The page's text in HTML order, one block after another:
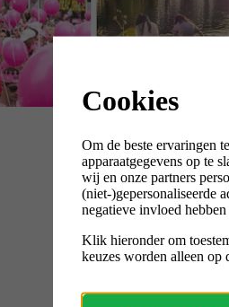
Cookies
Om de beste ervaringen
apparaatgegevens op te
wij en onze partners
(niet-)gepersonaliseerde
negatieve invloed
Klik hieronder om
keuzes worden alleen op